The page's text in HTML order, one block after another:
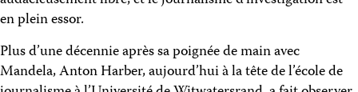
en plein essor.
Plus d’une décennie après sa poignée de main avec
Mandela, Anton Harber, aujourd’hui à la tête de l’école de